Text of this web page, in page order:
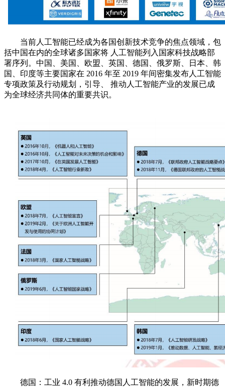
当前人工智能已经成为各国创新技术竞争的焦点领域，包
括中国在内的全球诸多国家将 人工智能列入国家科技战略部
署序列。中国、美国、欧盟、英国、德国、俄罗斯、日本、韩
国、印度等主要国家在 2016 年至 2019 年间密集发布人工智能
专项政策及行动规划，引导、 推动人工智能产业的发展已成
为全球经济共同体的重要共识。
德国：工业 4.0 有利推动德国人工智能的发展，新时期德